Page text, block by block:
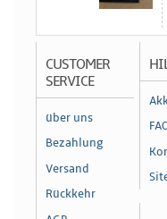
CUSTOMER
SERVICE
über uns
Bezahlung
Versand
Rückkehr